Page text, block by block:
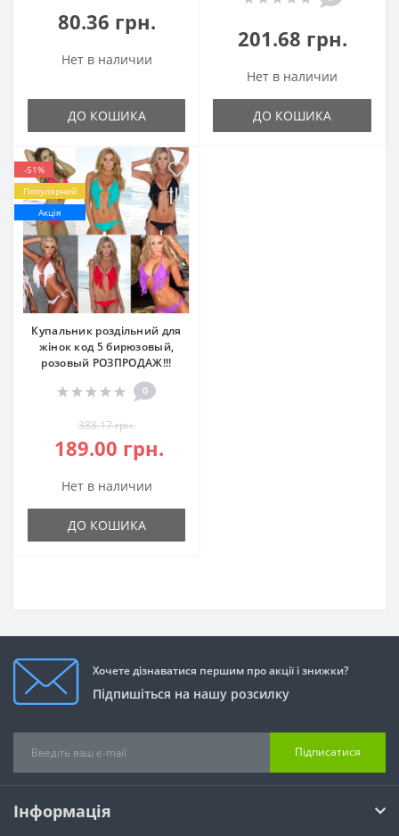
80.36 грн.
Нет в наличии
ДО КОШИКА
201.68 грн.
Нет в наличии
ДО КОШИКА
-51%
Популярний
Акція
Купальник роздільний для
жінок код 5 бирюзовый,
розовый РОЗПРОДАЖ!!!
0
388.17 грн.
189.00 грн.
Нет в наличии
ДО КОШИКА
Хочете дізнаватися першим про акції і знижки?
Підпишіться на нашу розсилку
Підписатися
Інформація